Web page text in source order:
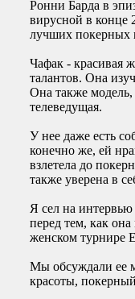
Ронни Барда в
вирусной в конце
лучших покерных
Чафак - красивая
талантов. Она
Она также модель,
телеведущая.
У нее даже есть
конечно же, ей
взлетела до
также уверена в
Я сел на
перед тем, как
женском турнире
Мы обсуждали ее
красоты,